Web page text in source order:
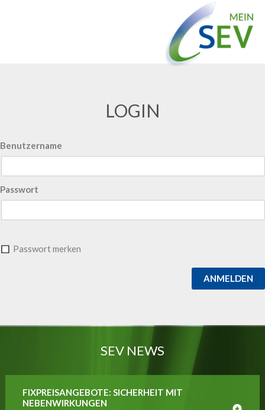
LOGIN
Benutzername
Passwort
Passwort merken
ANMELDEN
SEV NEWS
FIXPREISANGEBOTE: SICHERHEIT MIT
NEBENWIRKUNGEN